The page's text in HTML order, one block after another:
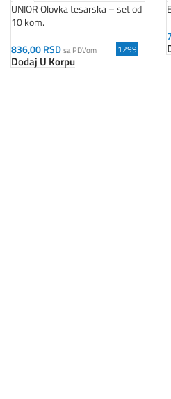
UNIOR Olovka tesarska – set od
10 kom.
836,00RSDsa PDVom
Dodaj U Korpu
1299